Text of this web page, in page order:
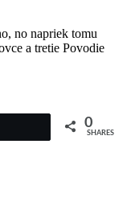
no napriek tomu
a tretie Povodie
0
SHARES